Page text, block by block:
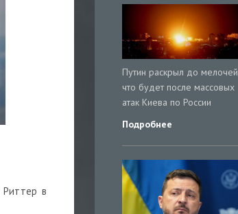
Риттер в
Путин раскрыл до мелочей,
что будет после массовых
атак Киева по России
Подробнее